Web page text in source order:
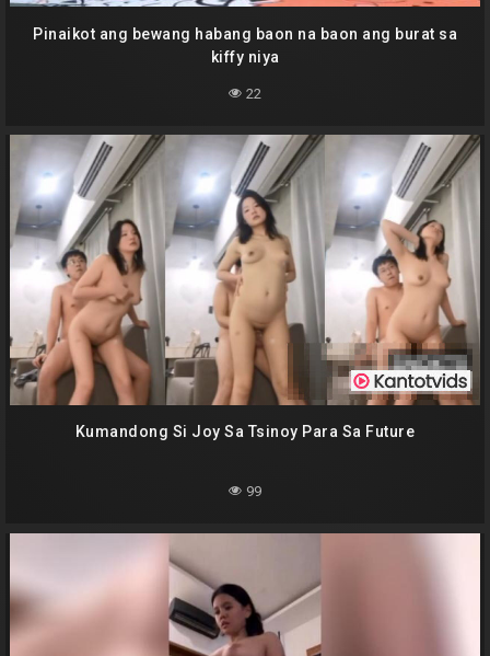
Pinaikot ang bewang habang baon na baon ang burat sa
kiffy niya
22
Kumandong Si Joy Sa Tsinoy Para Sa Future
99